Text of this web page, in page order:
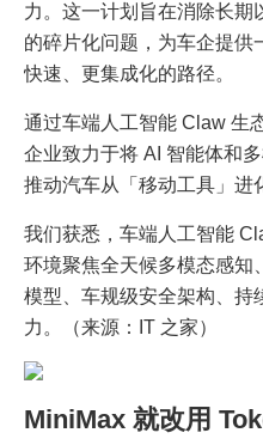
力。这一计划旨在消除长期
的碎片化问题，为车企提供
快速、更集成化的路径。
通过车端人工智能 Claw 生
企业致力于将 AI 智能体和
推动汽车从「移动工具」进
我们获悉，车端人工智能
环境聚焦全天候多模态感知
模型、车规级安全架构、持
力。（来源：IT 之家）
MiniMax 就改用